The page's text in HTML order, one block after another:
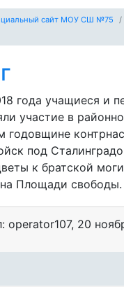
сайт МОУ СШ №75
года учащиеся и
участие в
годовщине
под
к братской
Площади свободы.
operator107, 20